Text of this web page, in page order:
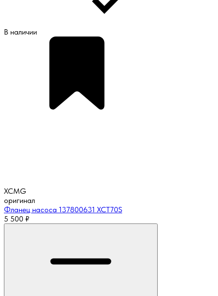
В наличии
XCMG
оригинал
Фланец насоса 137800631 XCT70S
5 500 ₽